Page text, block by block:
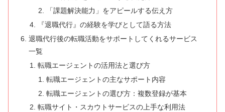
「課題解決能力」をアピールする伝え方
『退職代行』の経験を学びとして語る方法
退職代行後の転職活動をサポートしてくれるサービス
一覧
転職エージェントの活用法と選び方
転職エージェントの主なサポート内容
転職エージェントの選び方：複数登録が基本
転職サイト・スカウトサービスの上手な利用法